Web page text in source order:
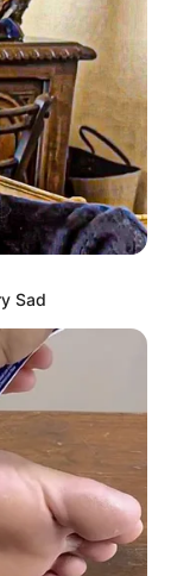
0
DÜNYA
0
Sad